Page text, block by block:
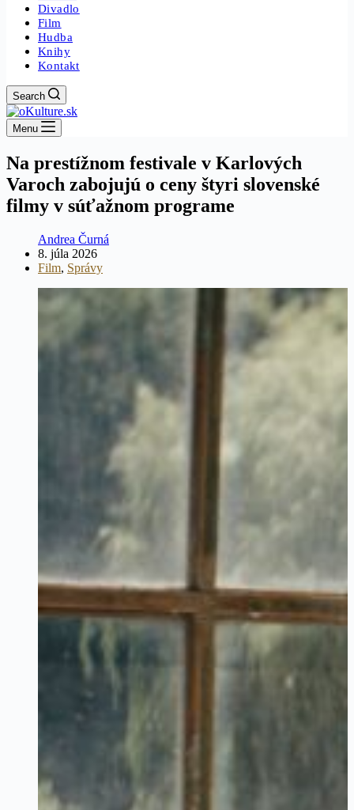
Divadlo
Film
Hudba
Knihy
Kontakt
Search
Menu
Na prestížnom festivale v Karlových
Varoch zabojujú o ceny štyri slovenské
filmy v súťažnom programe
Andrea Čurná
8. júla 2026
Film, Správy